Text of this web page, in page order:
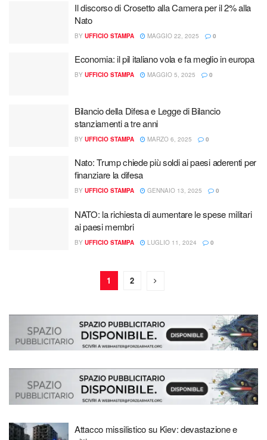
Il discorso di Crosetto alla Camera per il 2% alla
Nato
BY UFFICIO STAMPA MAGGIO 22, 2025 0
Economia: il pil italiano vola e fa meglio in europa
BY UFFICIO STAMPA MAGGIO 5, 2025 0
Bilancio della Difesa e Legge di Bilancio
stanziamenti a tre anni
BY UFFICIO STAMPA MARZO 6, 2025 0
Nato: Trump chiede più soldi ai paesi aderenti per
finanziare la difesa
BY UFFICIO STAMPA GENNAIO 13, 2025 0
NATO: la richiesta di aumentare le spese militari
ai paesi membri
BY UFFICIO STAMPA LUGLIO 11, 2024 0
1 2
Attacco missilistico su Kiev: devastazione e